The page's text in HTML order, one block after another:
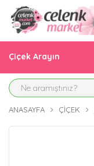
Çiçek Arayın
ANASAYFA ÇIÇEK